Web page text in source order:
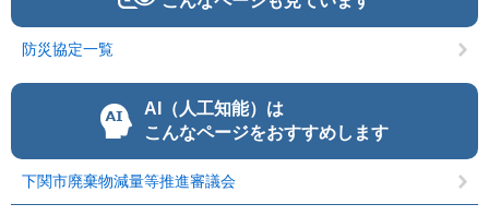
防災協定一覧
AI（人工知能）は
こんなページをおすすめします
下関市廃棄物減量等推進審議会